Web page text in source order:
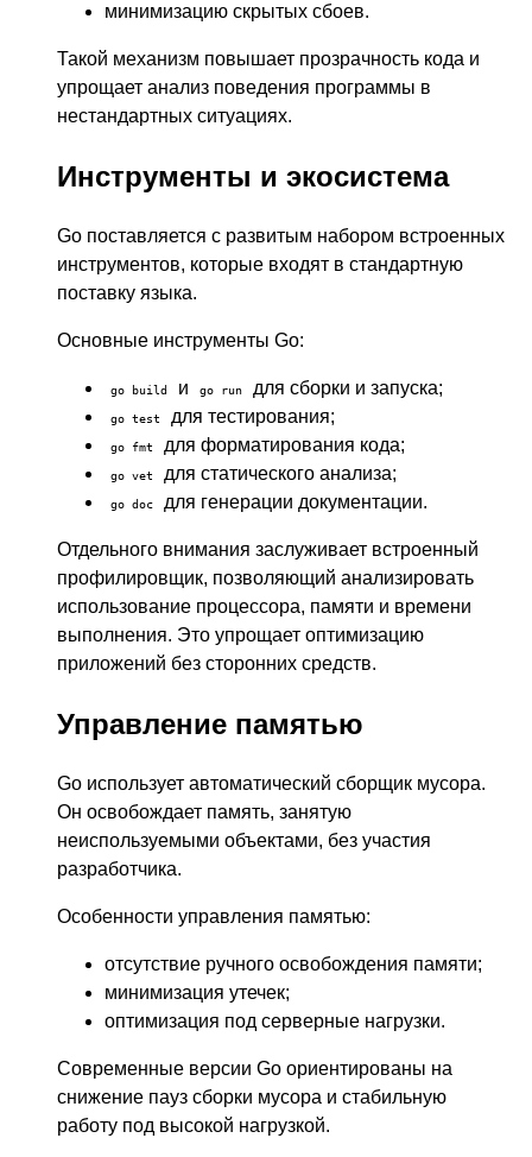
минимизацию скрытых сбоев.
Такой механизм повышает прозрачность кода и
упрощает анализ поведения программы в
нестандартных ситуациях.
Инструменты и экосистема
Go поставляется с развитым набором встроенных
инструментов, которые входят в стандартную
поставку языка.
Основные инструменты Go:
go build и go run для сборки и запуска;
go test для тестирования;
go fmt для форматирования кода;
go vet для статического анализа;
go doc для генерации документации.
Отдельного внимания заслуживает встроенный
профилировщик, позволяющий анализировать
использование процессора, памяти и времени
выполнения. Это упрощает оптимизацию
приложений без сторонних средств.
Управление памятью
Go использует автоматический сборщик мусора.
Он освобождает память, занятую
неиспользуемыми объектами, без участия
разработчика.
Особенности управления памятью:
отсутствие ручного освобождения памяти;
минимизация утечек;
оптимизация под серверные нагрузки.
Современные версии Go ориентированы на
снижение пауз сборки мусора и стабильную
работу под высокой нагрузкой.